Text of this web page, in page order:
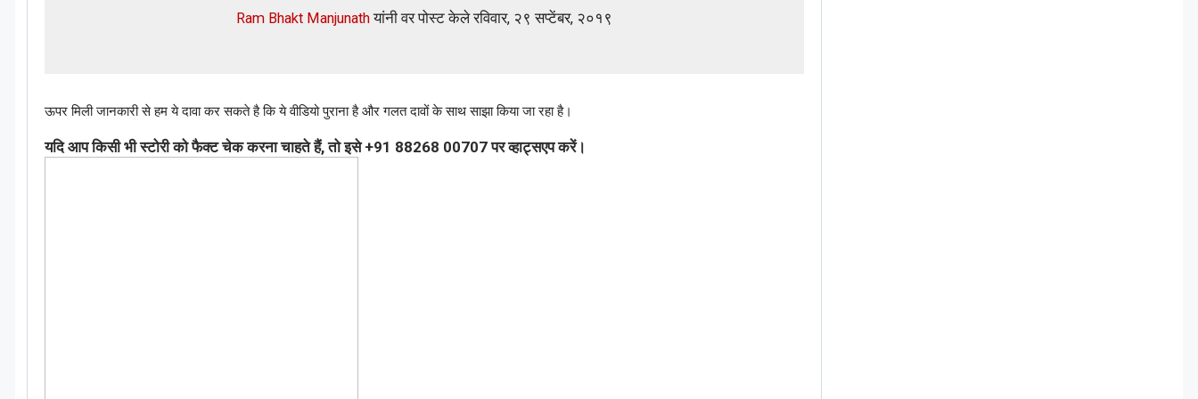
Ram Bhakt Manjunathयांनी वर पोस्ट केले रविवार, २९ सप्टेंबर, २०१९
ऊपर मिली जानकारी से हम ये दावा कर सकते है कि ये वीडियो पुराना है और गलत दावों के साथ साझा किया जा रहा है।
यदि आप किसी भी स्टोरी को फैक्ट चेक करना चाहते हैं, तो इसे +91 88268 00707 पर व्हाट्सएप करें।